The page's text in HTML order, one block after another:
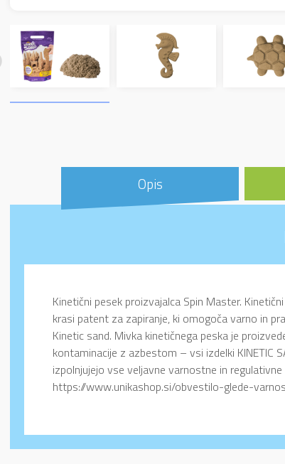
Opis
Kinetični pesek proizvajalca Spin Master.
krasi patent za zapiranje, ki omogoča varno in
Kinetic sand. Mivka kinetičnega peska je
kontaminacije z azbestom – vsi izdelki
izpolnjujejo vse veljavne varnostne in
https://www.unikashop.si/obvestilo-glede-